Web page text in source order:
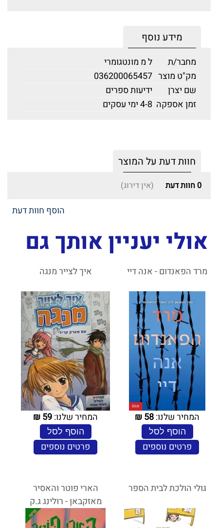
מידע נוסף
מחבר/ת
ל מ מונטגומרי
מק"ט מוצר 036200065457
שם יצרן
ידיעות ספרים
זמן אספקה 4-8 ימי עסקים
חוות דעת על המוצר
0 חוות דעת (אין דירוג)
הוסף חוות דעת
אולי יעניין אותך גם
מרד הפאנדום - אנה דיי
המחיר שלנו:58
₪
הוסף לסל
פרטים נוספים
איך לצייר מנגה
המחיר שלנו:59
₪
הוסף לסל
פרטים נוספים
גולי הולכת לבית הספר
הארי פוטר והאסיר
מאזקבאן - רולינג ג.ק